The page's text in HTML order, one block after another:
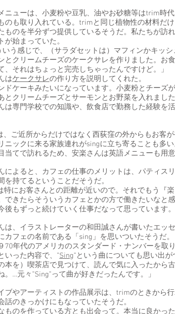
ニューは、小麦粉や豆乳、油やお砂糖等はtrim時代
のも取り入れている。trimと同じ植物性の材料だ
ものを半分ずつ提供しているそうだ。私たちが訪
が始まっていた。
いう感じで、（サラダセットは）マフィンかキッ
とクリームチーズのケークサレを作りました。お
、それはちょっと完売しちゃったんですけど。」
はケークサレの作り方を説明してくれた。
ドケーキみたいになっています。小麦粉とチーズ
とクリームチーズとサーモンとお野菜を入れました
は専門学校での知識や、飲食店で勤務した経験を
、ご近所からだけではなく西荻窪の外からもお客
ニックに来る家族連れがsingに立ち寄ることも多
当てで訪れるため、安楽さんは英語メニューも用意
によると、カフェの仕事のメリットは、パティス
を持てるということだそうだ。
特にお客さんとの距離が近いので。それでもう『
できたらそういうカフェとかの方で働きたいなと
後もずっと続けていく仕事だなって思っています。
は、イラストレーターの和田誠さんが書いたエッセ
カフェの名前である「sing」を思いついたそうだ。
70年代のアメリカのスタンダード・ナンバーを取
いった内容で、”Sing”という曲についても思い出が
本を）喫茶店で見つけて、読んで気に入ったから
。…元々”Sing”って曲が好きだったんです。」
ブやアーティストの作品展示は、trimのときから
話のきっかけにもなっていたそうだ。
ものを作っている方とも出会って。本当に良かっ